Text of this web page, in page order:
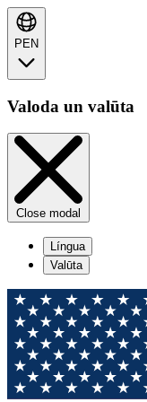
PEN
Valoda un valūta
Close modal
Língua
Valūta